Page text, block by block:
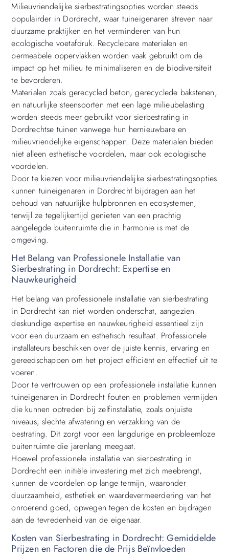
Milieuvriendelijke sierbestratingsopties worden steeds
populairder in Dordrecht, waar tuineigenaren streven naar
duurzame praktijken en het verminderen van hun
ecologische voetafdruk. Recyclebare materialen en
permeabele oppervlakken worden vaak gebruikt om de
impact op het milieu te minimaliseren en de biodiversiteit
te bevorderen.
Materialen zoals gerecycled beton, gerecyclede bakstenen,
en natuurlijke steensoorten met een lage milieubelasting
worden steeds meer gebruikt voor sierbestrating in
Dordrechtse tuinen vanwege hun hernieuwbare en
milieuvriendelijke eigenschappen. Deze materialen bieden
niet alleen esthetische voordelen, maar ook ecologische
voordelen.
Door te kiezen voor milieuvriendelijke sierbestratingsopties
kunnen tuineigenaren in Dordrecht bijdragen aan het
behoud van natuurlijke hulpbronnen en ecosystemen,
terwijl ze tegelijkertijd genieten van een prachtig
aangelegde buitenruimte die in harmonie is met de
omgeving.
Het Belang van Professionele Installatie van
Sierbestrating in Dordrecht: Expertise en
Nauwkeurigheid
Het belang van professionele installatie van sierbestrating
in Dordrecht kan niet worden onderschat, aangezien
deskundige expertise en nauwkeurigheid essentieel zijn
voor een duurzaam en esthetisch resultaat. Professionele
installateurs beschikken over de juiste kennis, ervaring en
gereedschappen om het project efficiënt en effectief uit te
voeren.
Door te vertrouwen op een professionele installatie kunnen
tuineigenaren in Dordrecht fouten en problemen vermijden
die kunnen optreden bij zelfinstallatie, zoals onjuiste
niveaus, slechte afwatering en verzakking van de
bestrating. Dit zorgt voor een langdurige en probleemloze
buitenruimte die jarenlang meegaat.
Hoewel professionele installatie van sierbestrating in
Dordrecht een initiële investering met zich meebrengt,
kunnen de voordelen op lange termijn, waaronder
duurzaamheid, esthetiek en waardevermeerdering van het
onroerend goed, opwegen tegen de kosten en bijdragen
aan de tevredenheid van de eigenaar.
Kosten van Sierbestrating in Dordrecht: Gemiddelde
Prijzen en Factoren die de Prijs Beïnvloeden